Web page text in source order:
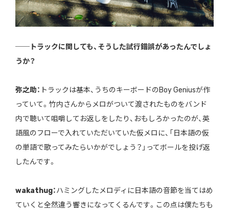
──トラックに関しても、そうした試行錯誤があったんでしょ
うか？
弥之助： トラックは基本、うちのキーボードのBoy Geniusが作
っていて。竹内さんからメロがついて渡されたものをバンド
内で聴いて咀嚼してお返しをしたり、おもしろかったのが、英
語風のフローで入れていただいていた仮メロに、「日本語の仮
の単語で歌ってみたらいかがでしょう？」ってボールを投げ返
したんです。
wakathug：ハミングしたメロディに日本語の音節を当てはめ
ていくと全然違う響きになってくるんです。この点は僕たちも